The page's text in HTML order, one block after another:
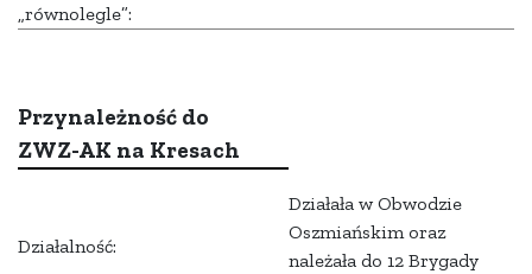
„równolegle”:
Przynależność do
ZWZ-AK na Kresach
Działalność:
Działała w Obwodzie
Oszmiańskim oraz
należała do 12 Brygady